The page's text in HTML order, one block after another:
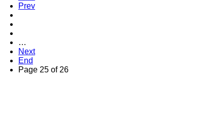
Prev
…
Next
End
Page 25 of 26